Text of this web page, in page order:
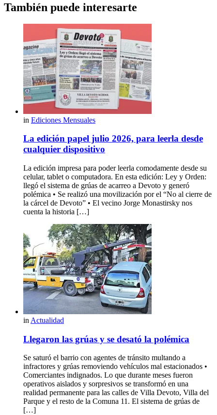
También puede interesarte
in Ediciones Mensuales
La edición papel julio 2026, para leerla desde
cualquier dispositivo
La edición impresa para poder leerla comodamente desde su
celular, tablet o computadora. En esta edición: Ley y Orden:
llegó el sistema de grúas de acarreo a Devoto y generó
polémica • Se realizó una movilización por el “No al cierre de
la cárcel de Devoto” • El vecino Jorge Monastirsky nos
cuenta la historia […]
in Actualidad
Llegaron las grúas y se desató la polémica
Se saturó el barrio con agentes de tránsito multando a
infractores y grúas removiendo vehículos mal estacionados •
Comerciantes indignados. Lo que durante meses fueron
operativos aislados y sorpresivos se transformó en una
realidad permanente para las calles de Villa Devoto, Villa del
Parque y el resto de la Comuna 11. El sistema de grúas de
[…]